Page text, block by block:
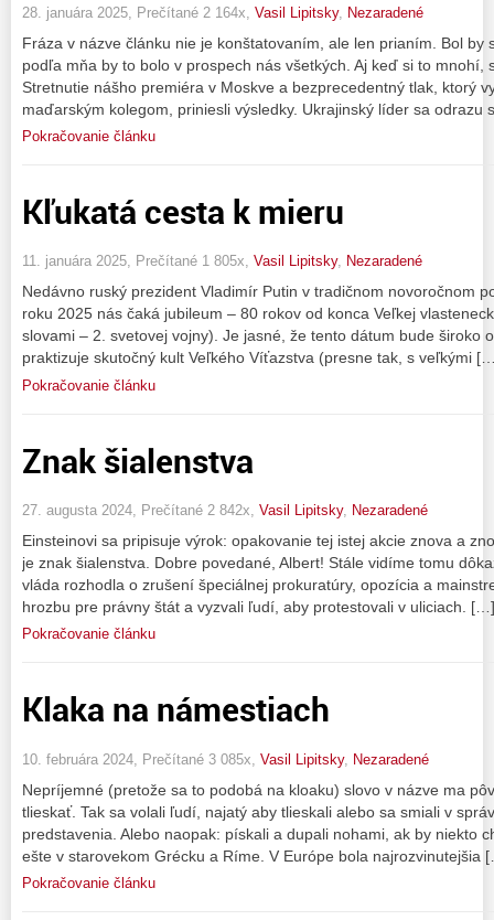
28. januára 2025, Prečítané 2 164x, Vasil Lipitsky, Nezaradené
Fráza v názve článku nie je konštatovaním, ale len prianím. Bol by
podľa mňa by to bolo v prospech nás všetkých. Aj keď si to
Stretnutie nášho premiéra v Moskve a bezprecedentný tlak, ktorý
maďarským kolegom, priniesli výsledky. Ukrajinský líder sa odrazu
Pokračovanie článku
Kľukatá cesta k mieru
11. januára 2025, Prečítané 1 805x, Vasil Lipitsky, Nezaradené
Nedávno ruský prezident Vladimír Putin v tradičnom novoročnom
roku 2025 nás čaká jubileum – 80 rokov od konca Veľkej
slovami – 2. svetovej vojny). Je jasné, že tento dátum bude široko
praktizuje skutočný kult Veľkého Víťazstva (presne tak, s veľkými
Pokračovanie článku
Znak šialenstva
27. augusta 2024, Prečítané 2 842x, Vasil Lipitsky, Nezaradené
Einsteinovi sa pripisuje výrok: opakovanie tej istej akcie znova a
je znak šialenstva. Dobre povedané, Albert! Stále vidíme tomu
vláda rozhodla o zrušení špeciálnej prokuratúry, opozícia a
hrozbu pre právny štát a vyzvali ľudí, aby protestovali v uliciach. […]
Pokračovanie článku
Klaka na námestiach
10. februára 2024, Prečítané 3 085x, Vasil Lipitsky, Nezaradené
Nepríjemné (pretože sa to podobá na kloaku) slovo v názve ma
tlieskať. Tak sa volali ľudí, najatý aby tlieskali alebo sa smiali v
predstavenia. Alebo naopak: pískali a dupali nohami, ak by niekto
ešte v starovekom Grécku a Ríme. V Európe bola najrozvinutejšia
Pokračovanie článku